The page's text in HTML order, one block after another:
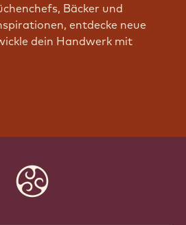
Bäcker und
entdecke neue
dein Handwerk mit